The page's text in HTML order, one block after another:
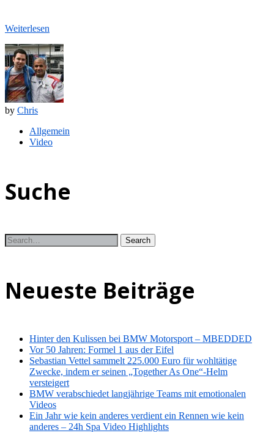
Weiterlesen
by Chris
Allgemein
Video
Suche
Neueste Beiträge
Hinter den Kulissen bei BMW Motorsport – MBEDDED
Vor 50 Jahren: Formel 1 aus der Eifel
Sebastian Vettel sammelt 225.000 Euro für wohltätige
Zwecke, indem er seinen „Together As One“-Helm
versteigert
BMW verabschiedet langjährige Teams mit emotionalen
Videos
Ein Jahr wie kein anderes verdient ein Rennen wie kein
anderes – 24h Spa Video Highlights